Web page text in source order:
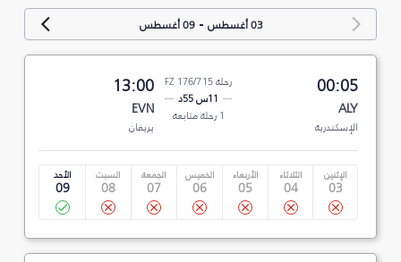
03 أغسطس -09 أغسطس
00:05
ALY
الإسكندرية
رحلة FZ 176/715
11س 55د
1 رحلة متابعة
13:00
EVN
يريفان
الإثنين
03
الثلاثاء
04
الأربعاء
05
الخميس
06
الجمعة
07
السبت
08
الأحد
09